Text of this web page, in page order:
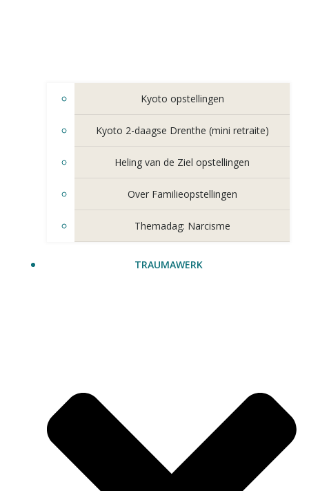
Kyoto opstellingen
Kyoto 2-daagse Drenthe (mini retraite)
Heling van de Ziel opstellingen
Over Familieopstellingen
Themadag: Narcisme
TRAUMAWERK